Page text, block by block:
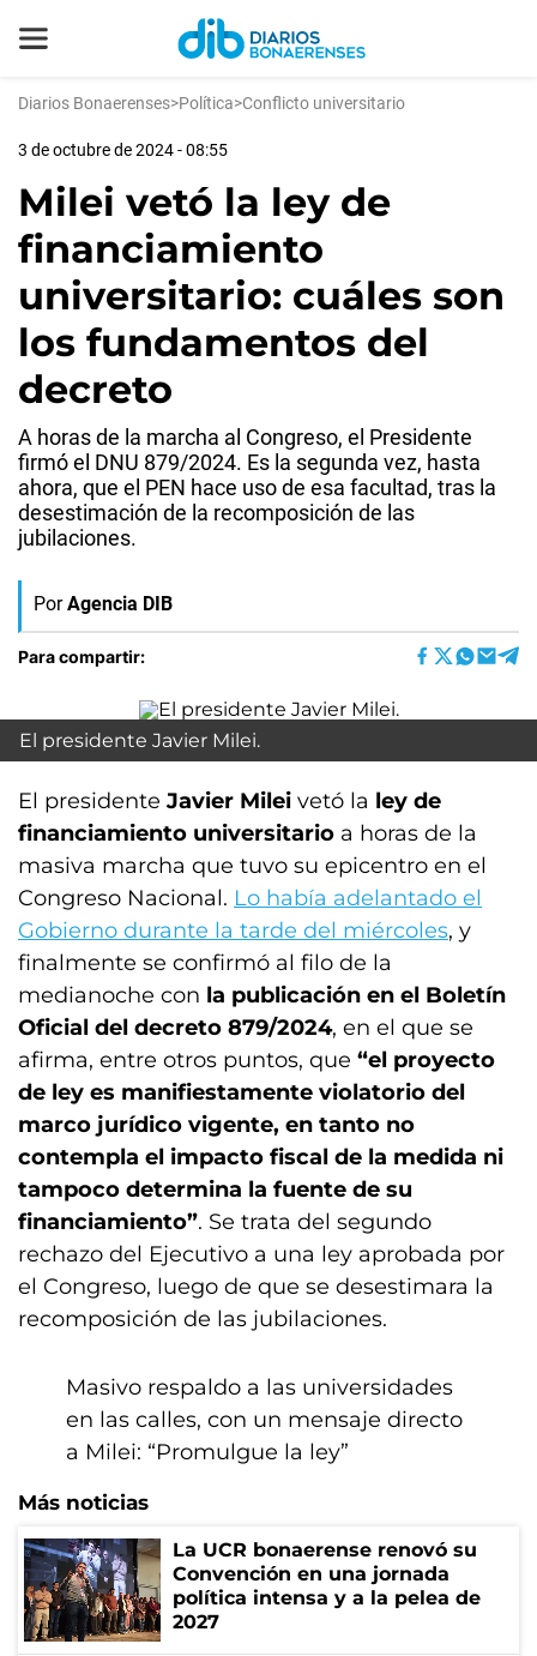
Diarios Bonaerenses>Política>Conflicto universitario
3 de octubre de 2024 - 08:55
Milei vetó la ley de
financiamiento
universitario: cuáles son
los fundamentos del
decreto
A horas de la marcha al Congreso, el Presidente
firmó el DNU 879/2024. Es la segunda vez, hasta
ahora, que el PEN hace uso de esa facultad, tras la
desestimación de la recomposición de las
jubilaciones.
Por Agencia DIB
Para compartir:
El presidente Javier Milei.
El presidente Javier Milei vetó la ley de
financiamiento universitario a horas de la
masiva marcha que tuvo su epicentro en el
Congreso Nacional. Lo había adelantado el
Gobierno durante la tarde del miércoles, y
finalmente se confirmó al filo de la
medianoche con la publicación en el Boletín
Oficial del decreto 879/2024, en el que se
afirma, entre otros puntos, que “el proyecto
de ley es manifiestamente violatorio del
marco jurídico vigente, en tanto no
contempla el impacto fiscal de la medida ni
tampoco determina la fuente de su
financiamiento”. Se trata del segundo
rechazo del Ejecutivo a una ley aprobada por
el Congreso, luego de que se desestimara la
recomposición de las jubilaciones.
Masivo respaldo a las universidades
en las calles, con un mensaje directo
a Milei: “Promulgue la ley”
Más noticias
La UCR bonaerense renovó su
Convención en una jornada
política intensa y a la pelea de
2027